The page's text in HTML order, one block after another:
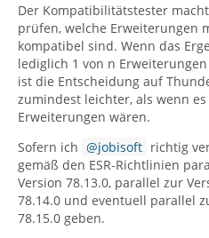
Der Kompatibilitätstester
prüfen, welche Erweiterungen
kompatibel sind. Wenn das
lediglich 1 von n
ist die Entscheidung auf
zumindest leichter, als wenn
Erweiterungen wären.
Sofern ich
jobisoft richtig
gemäß den ESR-Richtlinien
Version 78.13.0, parallel zur
78.14.0 und eventuell parallel
78.15.0 geben.